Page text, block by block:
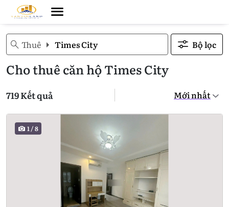
Thuê Times City Bộ lọc
Cho thuê căn hộ Times City
719 Kết quả
1/8